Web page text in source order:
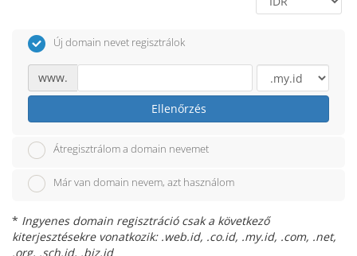
Új domain nevet regisztrálok
www.
Ellenőrzés
Átregisztrálom a domain nevemet
Már van domain nevem, azt használom
* Ingyenes domain regisztráció csak a következő
kiterjesztésekre vonatkozik: .web.id, .co.id, .my.id, .com, .net,
.org, .sch.id, .biz.id